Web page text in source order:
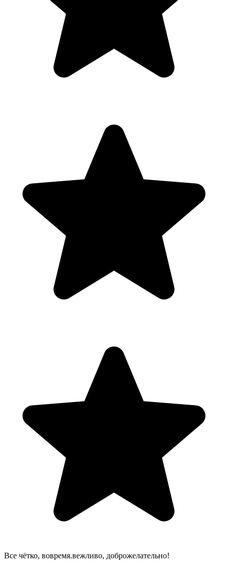
Все чётко, вовремя.вежливо, доброжелательно!